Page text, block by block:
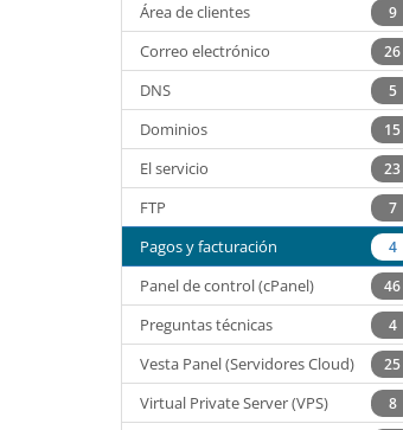
9
Área de clientes
26
Correo electrónico
5
DNS
15
Dominios
23
El servicio
7
FTP
4
Pagos y facturación
46
Panel de control (cPanel)
4
Preguntas técnicas
25
Vesta Panel (Servidores Cloud)
8
Virtual Private Server (VPS)